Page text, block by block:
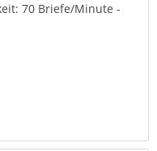
70 Briefe/Minute -